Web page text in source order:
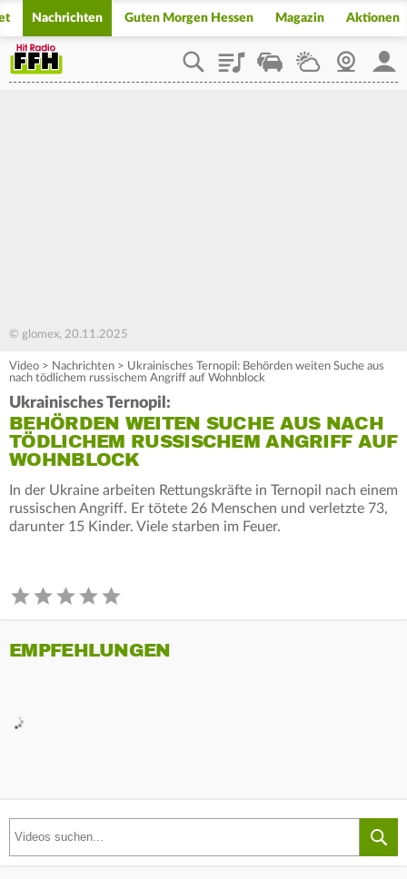
Nachrichten Guten Morgen Hessen Magazin Aktionen
PlaylistStaupilotWetterWebcam
© glomex, 20.11.2025
Video > Nachrichten > Ukrainisches Ternopil: Behörden weiten Suche aus
nach tödlichem russischem Angriff auf Wohnblock
Ukrainisches Ternopil:
BEHÖRDEN WEITEN SUCHE AUS NACH
TÖDLICHEM RUSSISCHEM ANGRIFF AUF
WOHNBLOCK
In der Ukraine arbeiten Rettungskräfte in Ternopil nach einem
russischen Angriff. Er tötete 26 Menschen und verletzte 73,
darunter 15 Kinder. Viele starben im Feuer.
EMPFEHLUNGEN